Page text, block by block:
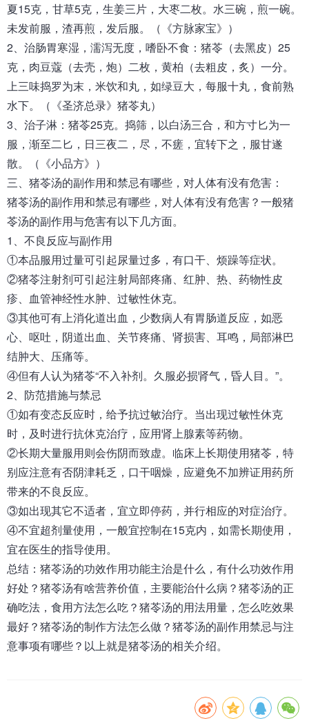
夏15克，甘草5克，生姜三片，大枣二枚。水三碗，煎一碗。
未发前服，渣再煎，发后服。（《方脉家宝》）
2、治肠胃寒湿，濡泻无度，嗜卧不食：猪苓（去黑皮）25
克，肉豆蔻（去壳，炮）二枚，黄柏（去粗皮，炙）一分。
上三味捣罗为末，米饮和丸，如绿豆大，每服十丸，食前熟
水下。（《圣济总录》猪苓丸）
3、治子淋：猪苓25克。捣筛，以白汤三合，和方寸匕为一
服，渐至二匕，日三夜二，尽，不瘥，宜转下之，服甘遂
散。（《小品方》）
三、 猪苓汤的副作用和禁忌有哪些，对人体有没有危害：
猪苓汤的副作用和禁忌有哪些，对人体有没有危害？一般猪
苓汤的副作用与危害有以下几方面。
1、不良反应与副作用
①本品服用过量可引起尿量过多，有口干、烦躁等症状。
②猪苓注射剂可引起注射局部疼痛、红肿、热、药物性皮
疹、血管神经性水肿、过敏性休克。
③其他可有上消化道出血，少数病人有胃肠道反应，如恶
心、呕吐，阴道出血、关节疼痛、肾损害、耳鸣，局部淋巴
结肿大、压痛等。
④但有人认为猪苓“不入补剂。久服必损肾气，昏人目。”。
2、防范措施与禁忌
①如有变态反应时，给予抗过敏治疗。当出现过敏性休克
时，及时进行抗休克治疗，应用肾上腺素等药物。
②长期大量服用则会伤阴而致虚。临床上长期使用猪苓，特
别应注意有否阴津耗乏，口干咽燥，应避免不加辨证用药所
带来的不良反应。
③如出现其它不适者，宜立即停药，并行相应的对症治疗。
④不宜超剂量使用，一般宜控制在15克内，如需长期使用，
宜在医生的指导使用。
总结： 猪苓汤的功效作用功能主治是什么，有什么功效作用
好处 ？猪苓汤有啥营养价值，主要能治什么病？猪苓汤的正
确吃法，食用方法怎么吃？猪苓汤的用法用量，怎么吃效果
最好？猪苓汤的制作方法怎么做？猪苓汤的副作用禁忌与注
意事项有哪些？以上就是猪苓汤的相关介绍。